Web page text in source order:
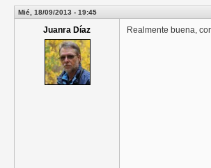
Mié, 18/09/2013 - 19:45
Juanra Díaz Realmente buena,